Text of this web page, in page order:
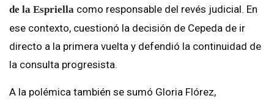
de la Espriella como responsable del revés judicial. En
ese contexto, cuestionó la decisión de Cepeda de ir
directo a la primera vuelta y defendió la continuidad de
la consulta progresista.
A la polémica también se sumó Gloria Flórez,